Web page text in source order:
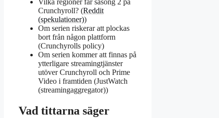
Vilka regioner får säsong 2 på
Crunchyroll? (Reddit
(spekulationer))
Om serien riskerar att plockas
bort från någon plattform
(Crunchyrolls policy)
Om serien kommer att finnas på
ytterligare streamingtjänster
utöver Crunchyroll och Prime
Video i framtiden (JustWatch
(streamingaggregator))
Vad tittarna säger